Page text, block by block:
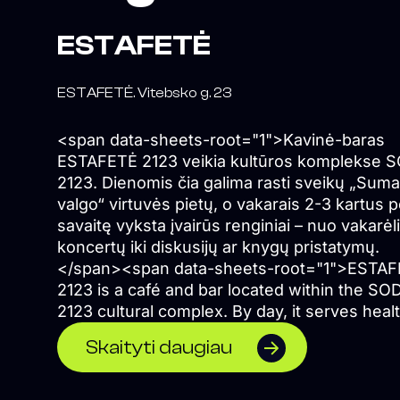
ESTAFETĖ
ESTAFETĖ. Vitebsko g. 23
<span data-sheets-root="1">Kavinė-baras
ESTAFETĖ 2123 veikia kultūros komplekse
2123. Dienomis čia galima rasti sveikų
valgo“ virtuvės pietų, o vakarais 2-3 kartus
savaitę vyksta įvairūs renginiai – nuo
koncertų iki diskusijų ar knygų pristatymų.
</span><span data-sheets-
2123 is a café and bar located within the
2123 cultural complex. By day, it serves
lunches from Sumaniai Valgo, while in the
evenings it hosts a diverse programme of
two to three times a week, ranging from
Skaityti daugiau